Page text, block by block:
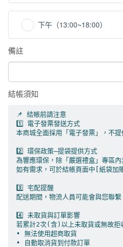
下午（13:00~18:00）
備註
結帳須知
📌 結帳前請注意
1️⃣ 電子發票發送方式
本商城全面採用「電子發票」，不
2️⃣ 環保政策—提袋提供方式
為響應環保，除「嚴選禮盒」專區
如有需求，可於結帳頁面中[紙袋加
3️⃣ 宅配提醒
配送期間，物流人員可能會與您聯
4️⃣ 未取貨與訂單影響
若累計2次(含)以上未取貨或無故拒
• 無法使用超商取貨
• 自動取消貨到付款訂單